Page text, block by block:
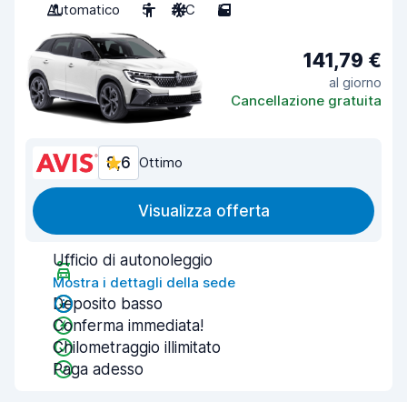
Automatico
5 A/C 5
141,79 €
al giorno
Cancellazione gratuita
8,6 Ottimo
Visualizza offerta
Ufficio di autonoleggio
Mostra i dettagli della sede
Deposito basso
Conferma immediata!
Chilometraggio illimitato
Paga adesso